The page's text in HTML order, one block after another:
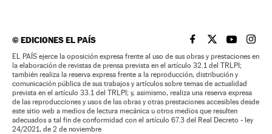
©EDICIONES EL PAÍS EL PAÍS BRASIL EN
EL PAÍSEL PAÍS
EL
EL PAÍS ejerce la oposición expresa frente al uso de sus obras y prestaciones en
la elaboración de revistas de prensa prevista en el artículo 32.1 del TRLPI;
también realiza la reserva expresa frente a la reproducción, distribución y
comunicación pública de sus trabajos y artículos sobre temas de actualidad
prevista en el artículo 33.1 del TRLPI; y, asimismo, realiza una reserva expresa
de las reproducciones y usos de las obras y otras prestaciones accesibles desde
este sitio web a medios de lectura mecánica u otros medios que resulten
adecuados a tal fin de conformidad con el artículo 67.3 del Real Decreto - ley
24/2021, de 2 de noviembre